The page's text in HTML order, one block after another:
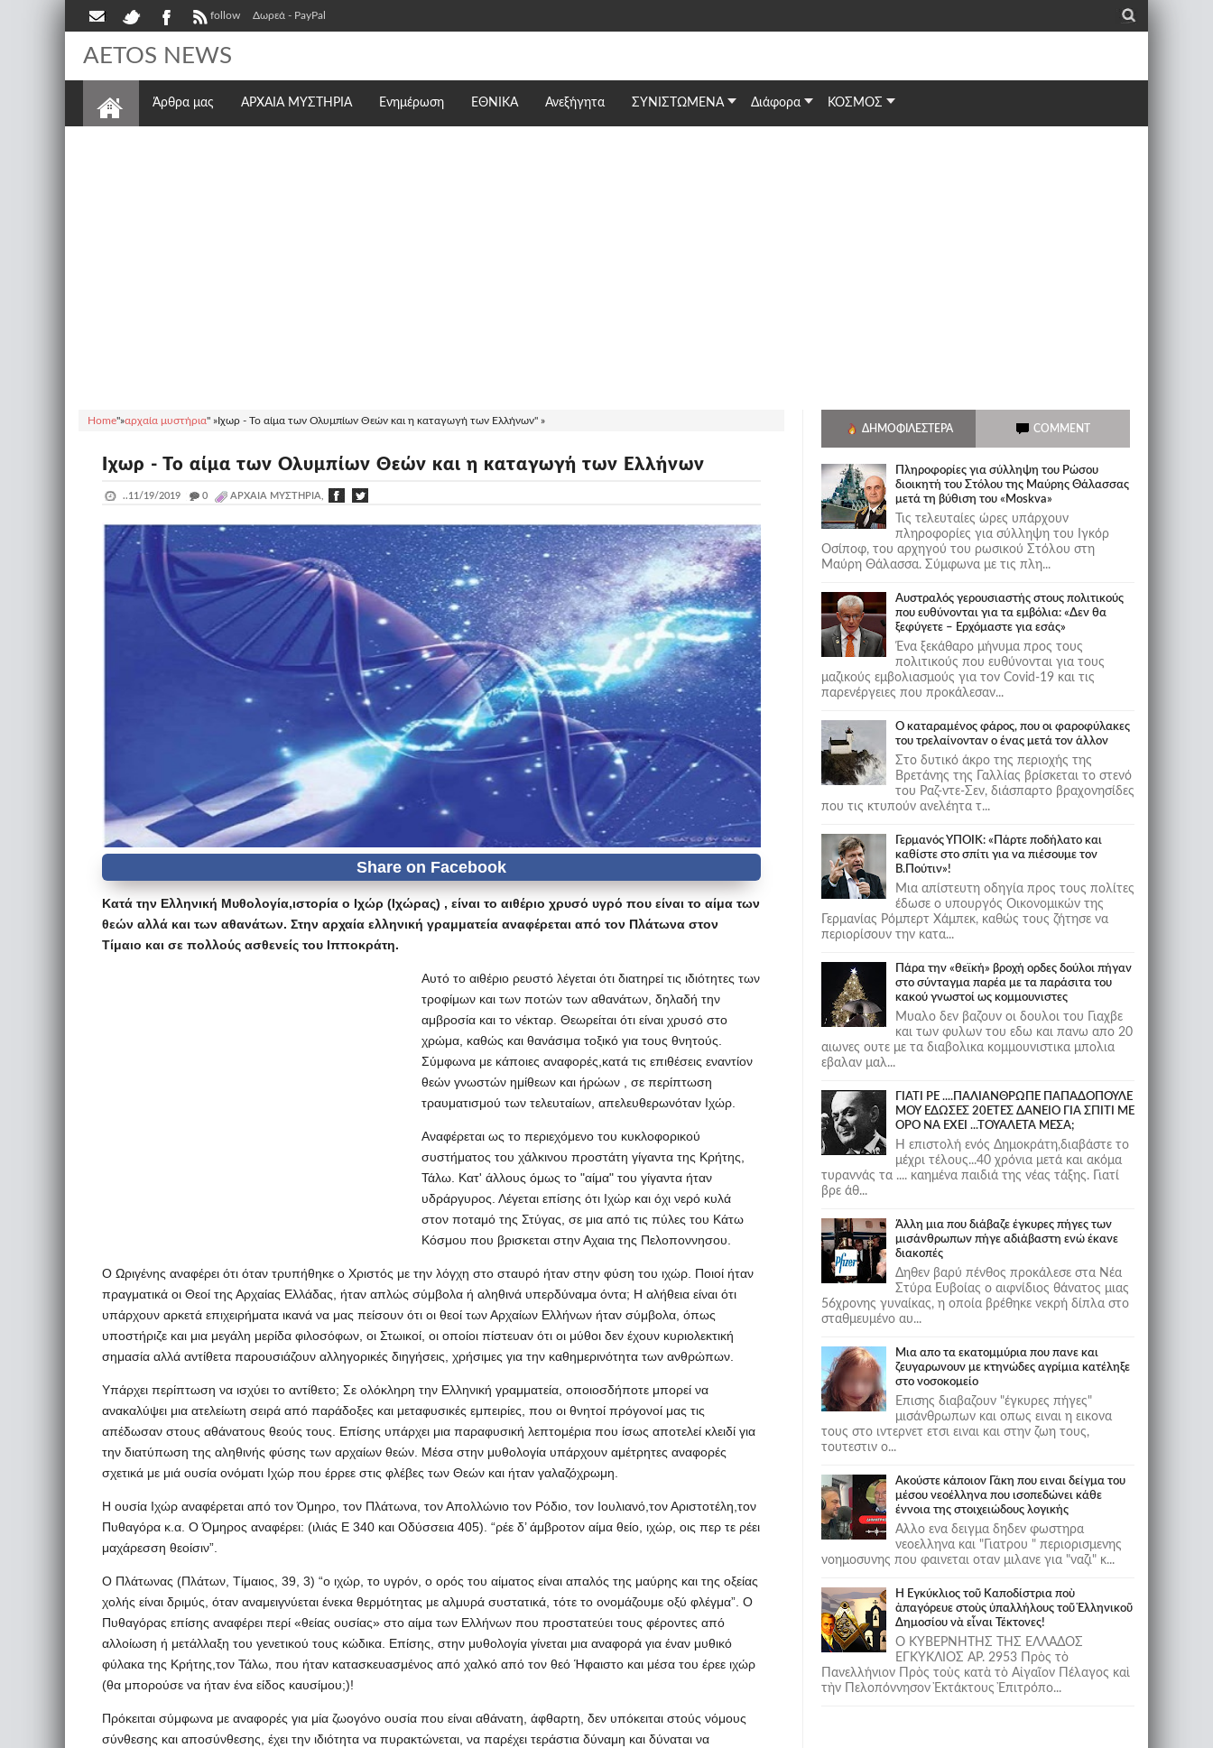
follow Δωρεά - PayPal _
AETOS NEWS
Άρθρα μας ΑΡΧΑΙΑ ΜΥΣΤΗΡΙΑ Ενημέρωση ΕΘΝΙΚΆ Ανεξήγητα ΣΥΝΙΣΤΩΜΕΝΑ Διάφορα ΚΟΣΜΟΣ
Home"»αρχαία μυστήρια" »Ιχωρ - Το αίμα των Ολυμπίων Θεών και η καταγωγή των Ελλήνων" »
Ιχωρ - Το αίμα των Ολυμπίων Θεών και η καταγωγή των Ελλήνων
..11/19/2019 _ 0 ΑΡΧΑΊΑ ΜΥΣΤΉΡΙΑ,
Κατά την Ελληνική Μυθολογία,ιστορία ο Ιχώρ (Ιχώρας) , είναι το αιθέριο χρυσό υγρό που είναι το αίμα των
θεών αλλά και των αθανάτων. Στην αρχαία ελληνική γραμματεία αναφέρεται από τον Πλάτωνα στον
Τίμαιο και σε πολλούς ασθενείς του Ιπποκράτη.
Αυτό το αιθέριο ρευστό λέγεται ότι διατηρεί τις ιδιότητες των
τροφίμων και των ποτών των αθανάτων, δηλαδή την
αμβροσία και το νέκταρ. Θεωρείται ότι είναι χρυσό στο
χρώμα, καθώς και θανάσιμα τοξικό για τους θνητούς.
Σύμφωνα με κάποιες αναφορές,κατά τις επιθέσεις εναντίον
θεών γνωστών ημίθεων και ήρώων , σε περίπτωση
τραυματισμού των τελευταίων, απελευθερωνόταν Ιχώρ.
Αναφέρεται ως το περιεχόμενο του κυκλοφορικού
συστήματος του χάλκινου προστάτη γίγαντα της Κρήτης,
Τάλω. Κατ' άλλους όμως το "αίμα" του γίγαντα ήταν
υδράργυρος. Λέγεται επίσης ότι Ιχώρ και όχι νερό κυλά
στον ποταμό της Στύγας, σε μια από τις πύλες του Κάτω
Κόσμου που βρισκεται στην Αχαια της Πελοποννησου.
Ο Ωριγένης αναφέρει ότι όταν τρυπήθηκε ο Χριστός με την λόγχη στο σταυρό ήταν στην φύση του ιχώρ. Ποιοί ήταν
πραγματικά οι Θεοί της Αρχαίας Ελλάδας, ήταν απλώς σύμβολα ή αληθινά υπερδύναμα όντα; Η αλήθεια είναι ότι
υπάρχουν αρκετά επιχειρήματα ικανά να μας πείσουν ότι οι θεοί των Αρχαίων Ελλήνων ήταν σύμβολα, όπως
υποστήριζε και μια μεγάλη μερίδα φιλοσόφων, οι Στωικοί, οι οποίοι πίστευαν ότι οι μύθοι δεν έχουν κυριολεκτική
σημασία αλλά αντίθετα παρουσιάζουν αλληγορικές διηγήσεις, χρήσιμες για την καθημερινότητα των ανθρώπων.
Υπάρχει περίπτωση να ισχύει το αντίθετο; Σε ολόκληρη την Ελληνική γραμματεία, οποιοσδήποτε μπορεί να
ανακαλύψει μια ατελείωτη σειρά από παράδοξες και μεταφυσικές εμπειρίες, που οι θνητοί πρόγονοί μας τις
απέδωσαν στους αθάνατους θεούς τους. Επίσης υπάρχει μια παραφυσική λεπτομέρια που ίσως αποτελεί κλειδί για
την διατύπωση της αληθινής φύσης των αρχαίων θεών. Μέσα στην μυθολογία υπάρχουν αμέτρητες αναφορές
σχετικά με μιά ουσία ονόματι Ιχώρ που έρρεε στις φλέβες των Θεών και ήταν γαλαζόχρωμη.
Η ουσία Ιχώρ αναφέρεται από τον Όμηρο, τον Πλάτωνα, τον Απολλώνιο τον Ρόδιο, τον Ιουλιανό,τον Αριστοτέλη,τον
Πυθαγόρα κ.α. Ο Όμηρος αναφέρει: (ιλιάς Ε 340 και Οδύσσεια 405). “ρέε δ’ άμβροτον αίμα θείο, ιχώρ, οις περ τε ρέει
μαχάρεσση θεοίσιν”.
Ο Πλάτωνας (Πλάτων, Τίμαιος, 39, 3) “ο ιχώρ, το υγρόν, ο ορός του αίματος είναι απαλός της μαύρης και της οξείας
χολής είναι δριμύς, όταν αναμειγνύεται ένεκα θερμότητας με αλμυρά συστατικά, τότε το ονομάζουμε οξύ φλέγμα”. Ο
Πυθαγόρας επίσης αναφέρει περί «θείας ουσίας» στο αίμα των Ελλήνων που προστατεύει τους φέροντες από
αλλοίωση ή μετάλλαξη του γενετικού τους κώδικα. Επίσης, στην μυθολογία γίνεται μια αναφορά για έναν μυθικό
φύλακα της Κρήτης,τον Τάλω, που ήταν κατασκευασμένος από χαλκό από τον θεό Ήφαιστο και μέσα του έρεε ιχώρ
(θα μπορούσε να ήταν ένα είδος καυσίμου;)!
Πρόκειται σύμφωνα με αναφορές για μία ζωογόνο ουσία που είναι αθάνατη, άφθαρτη, δεν υπόκειται στούς νόμους
σύνθεσης και αποσύνθεσης, έχει την ιδιότητα να πυρακτώνεται, να παρέχει τεράστια δύναμη και δύναται να
ΔΗΜΟΦΙΛΈΣΤΕΡΑ COMMENT
Πληροφορίες για σύλληψη του Ρώσου
διοικητή του Στόλου της Mαύρης Θάλασσας
μετά τη βύθιση του «Moskva»
Τις τελευταίες ώρες υπάρχουν
πληροφορίες για σύλληψη του Ιγκόρ
Οσίποφ, του αρχηγού του ρωσικού Στόλου στη
Μαύρη Θάλασσα. Σύμφωνα με τις πλη...
Αυστραλός γερουσιαστής στους πολιτικούς
που ευθύνονται για τα εμβόλια: «Δεν θα
ξεφύγετε – Ερχόμαστε για εσάς»
Ένα ξεκάθαρο μήνυμα προς τους
πολιτικούς που ευθύνονται για τους
μαζικούς εμβολιασμούς για τον Covid-19 και τις
παρενέργειες που προκάλεσαν...
Ο καταραμένος φάρος, που οι φαροφύλακες
του τρελαίνονταν ο ένας μετά τον άλλον
Στο δυτικό άκρο της περιοχής της
Βρετάνης της Γαλλίας βρίσκεται το στενό
του Ραζ-ντε-Σεν, διάσπαρτο βραχονησίδες
που τις κτυπούν ανελέητα τ...
Γερμανός ΥΠΟΙΚ: «Πάρτε ποδήλατο και
καθίστε στο σπίτι για να πιέσουμε τον
Β.Πούτιν»!
Μια απίστευτη οδηγία προς τους πολίτες
έδωσε ο υπουργός Οικονομικών της
Γερμανίας Ρόμπερτ Χάμπεκ, καθώς τους ζήτησε να
περιορίσουν την κατα...
Πάρα την «θεϊκή» βροχή ορδες δούλοι πήγαν
στο σύνταγμα παρέα με τα παράσιτα του
κακού γνωστοί ως κομμουνιστες
Μυαλο δεν βαζουν οι δουλοι του Γιαχβε
και των φυλων του εδω και πανω απο 20
αιωνες ουτε με τα διαβολικα κομμουνιστικα μπολια
εβαλαν μαλ...
ΓΙΑΤΙ ΡΕ ....ΠΑΛΙΑΝΘΡΩΠΕ ΠΑΠΑΔΟΠΟΥΛΕ
ΜΟΥ ΕΔΩΣΕΣ 20ΕΤΕΣ ΔΑΝΕΙΟ ΓΙΑ ΣΠΙΤΙ ΜΕ
ΟΡΟ ΝΑ ΕΧΕΙ ...ΤΟΥΑΛΕΤΑ ΜΕΣΑ;
Η επιστολή ενός Δημοκράτη,διαβάστε το
μέχρι τέλους...40 χρόνια μετά και ακόμα
τυραννάς τα .... καημένα παιδιά της νέας τάξης. Γιατί
βρε άθ...
Άλλη μια που διάβαζε έγκυρες πήγες των
μισάνθρωπων πήγε αδιάβαστη ενώ έκανε
διακοπές
Δηθεν βαρύ πένθος προκάλεσε στα Νέα
Στύρα Ευβοίας ο αιφνίδιος θάνατος μιας
56χρονης γυναίκας, η οποία βρέθηκε νεκρή δίπλα στο
σταθμευμένο αυ...
Μια απο τα εκατομμύρια που πανε και
ζευγαρωνουν με κτηνώδες αγρίμια κατέληξε
στο νοσοκομείο
Επισης διαβαζουν "έγκυρες πήγες"
μισάνθρωπων και οπως ειναι η εικονα
τους στο ιντερνετ ετσι ειναι και στην ζωη τους,
τουτεστιν ο...
Ακούστε κάποιον Γάκη που ειναι δείγμα του
μέσου νεοέλληνα που ισοπεδώνει κάθε
έννοια της στοιχειώδους λογικής
Αλλο ενα δειγμα δηδεν φωστηρα
νεοελληνα και "Γιατρου " περιορισμενης
νοημοσυνης που φαινεται οταν μιλανε για "ναζι" κ...
Ἡ Ἐγκύκλιος τοῦ Καποδίστρια ποὺ
ἀπαγόρευε στοὺς ὑπαλλήλους τοῦ Ἑλληνικοῦ
Δημοσίου νὰ εἶναι Τέκτονες!
Ο ΚΥΒΕΡΝΗΤΗΣ ΤΗΣ ΕΛΛΑΔΟΣ
ΕΓΚΥΚΛΙΟΣ ΑΡ. 2953 Πρὸς τὸ
Πανελλήνιον Πρὸς τοὺς κατὰ τὸ Αἰγαῖον Πέλαγος καὶ
τὴν Πελοπόννησον Ἐκτάκτους Ἐπιτρόπο...